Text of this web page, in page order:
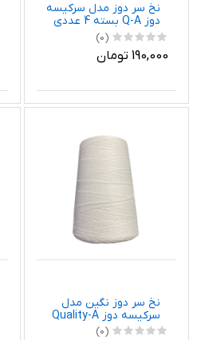
نخ سر دوز مدل سرکیسه
دوز Q-A بسته 4 عددی
(0)
190,000 تومان
نخ سر دوز نگین مدل
سرکیسه دوز Quality-A
دوک وزن 110 گرم (0)